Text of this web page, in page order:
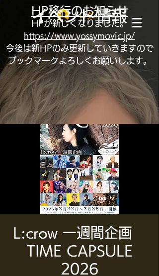
ログイン
イベント情報
HP移行のお知らせ
HPが新しくなりました。
https://www.yossymovic.jp/
​今後は新HPのみ更新していきますので
ブックマークよろしくお願いします。
L:crow 一週間企画
TIME CAPSULE
2026